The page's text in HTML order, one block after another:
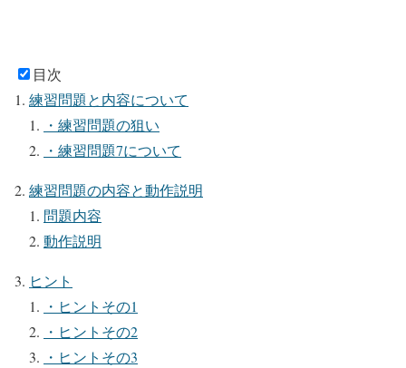
目次
練習問題と内容について
・練習問題の狙い
・練習問題7について
練習問題の内容と動作説明
問題内容
動作説明
ヒント
・ヒントその1
・ヒントその2
・ヒントその3